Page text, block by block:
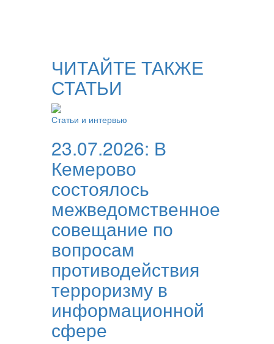
ЧИТАЙТЕ ТАКЖЕ
СТАТЬИ
Статьи и интервью
23.07.2026: В
Кемерово
состоялось
межведомственное
совещание по
вопросам
противодействия
терроризму в
информационной
сфере